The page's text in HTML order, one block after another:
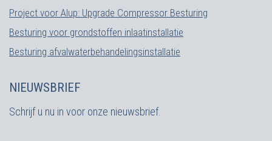
Project voor Alup: Upgrade Compressor Besturing
Besturing voor grondstoffen inlaatinstallatie
Besturing afvalwaterbehandelingsinstallatie
NIEUWSBRIEF
Schrijf u nu in voor onze nieuwsbrief.